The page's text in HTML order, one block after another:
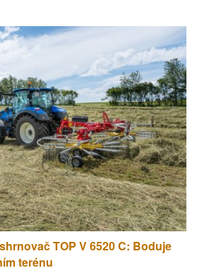
TOP V 6520 C: Boduje
terénu